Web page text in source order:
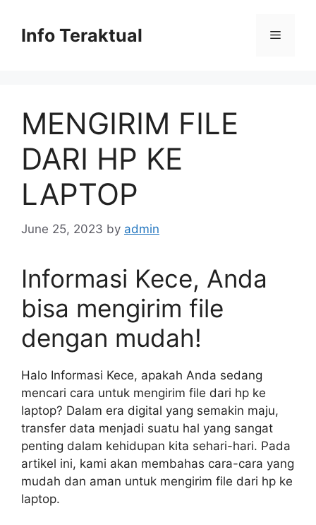
contentInfo Teraktual Menu
MENGIRIM FILE
DARI HP KE
LAPTOP
June 25, 2023 by admin
Informasi Kece, Anda
bisa mengirim file
dengan mudah!
Halo Informasi Kece, apakah Anda sedang
mencari cara untuk mengirim file dari hp ke
laptop? Dalam era digital yang semakin maju,
transfer data menjadi suatu hal yang sangat
penting dalam kehidupan kita sehari-hari. Pada
artikel ini, kami akan membahas cara-cara yang
mudah dan aman untuk mengirim file dari hp ke
laptop.